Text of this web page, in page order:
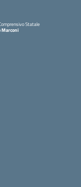
Statale
Marconi